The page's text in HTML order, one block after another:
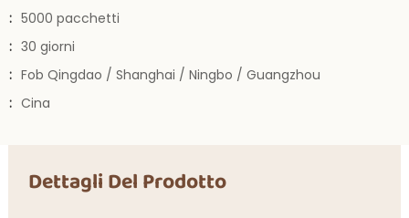
: 5000 pacchetti
: 30 giorni
: Fob Qingdao / Shanghai / Ningbo / Guangzhou
: Cina
Dettagli Del Prodotto